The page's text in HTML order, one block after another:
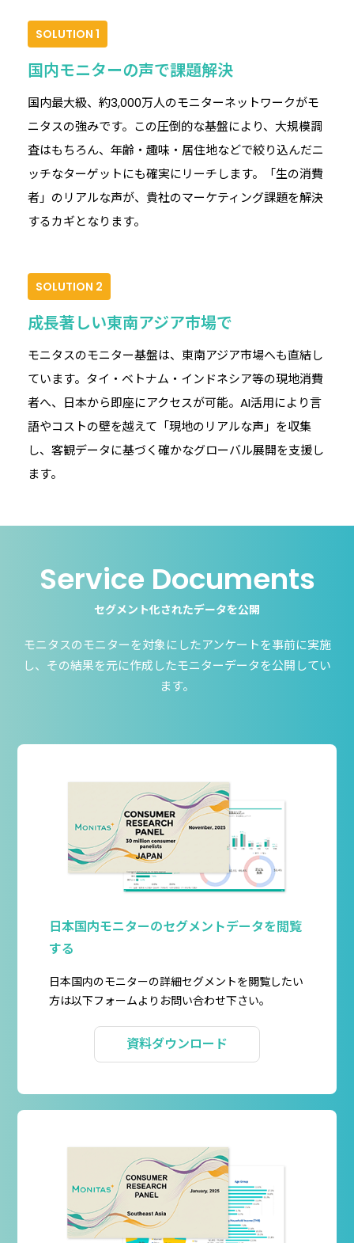
SOLUTION 1
国内モニターの声で課題解決
国内最大級、約3,000万人のモニターネットワークがモ
ニタスの強みです。この圧倒的な基盤により、大規模調
査はもちろん、年齢・趣味・居住地などで絞り込んだニ
ッチなターゲットにも確実にリーチします。「生の消費
者」のリアルな声が、貴社のマーケティング課題を解決
するカギとなります。
SOLUTION 2
成長著しい東南アジア市場で
モニタスのモニター基盤は、東南アジア市場へも直結し
ています。タイ・ベトナム・インドネシア等の現地消費
者へ、日本から即座にアクセスが可能。AI活用により言
語やコストの壁を越えて「現地のリアルな声」を収集
し、客観データに基づく確かなグローバル展開を支援し
ます。
Service Documents
セグメント化されたデータを公開
モニタスのモニターを対象にしたアンケートを事前に実施
し、その結果を元に作成したモニターデータを公開してい
ます。
日本国内モニターのセグメントデータを閲覧
する
日本国内のモニターの詳細セグメントを閲覧したい
方は以下フォームよりお問い合わせ下さい。
資料ダウンロード